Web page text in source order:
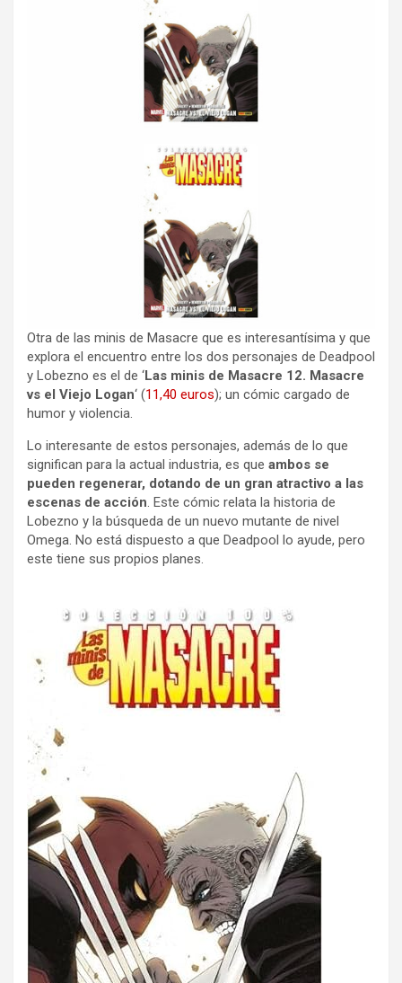
Otra de las minis de Masacre que es interesantísima y que
explora el encuentro entre los dos personajes de Deadpool
y Lobezno es el de ‘Las minis de Masacre 12. Masacre
vs el Viejo Logan‘ (11,40 euros); un cómic cargado de
humor y violencia.
Lo interesante de estos personajes, además de lo que
significan para la actual industria, es que ambos se
pueden regenerar, dotando de un gran atractivo a las
escenas de acción. Este cómic relata la historia de
Lobezno y la búsqueda de un nuevo mutante de nivel
Omega. No está dispuesto a que Deadpool lo ayude, pero
este tiene sus propios planes.